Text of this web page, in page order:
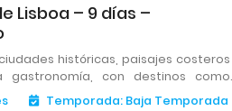
Lisboa – 9 días –
históricas, paisajes costeros
gastronomía, con destinos como
el Algarve entre sus principales
Temporada: Baja Temporada